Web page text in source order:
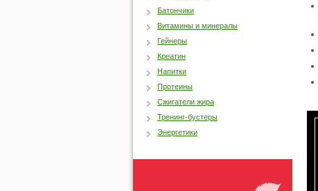
Батончики
Витамины и минералы
Гейнеры
Креатин
Напитки
Протеины
Сжигатели жира
Тренинг-бустеры
Энергетики